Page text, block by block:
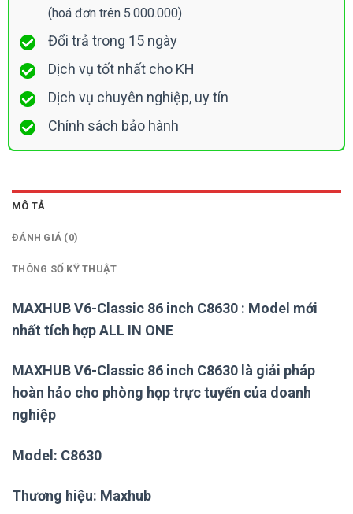
(hoá đơn trên 5.000.000)
Đổi trả trong 15 ngày
Dịch vụ tốt nhất cho KH
Dịch vụ chuyên nghiệp, uy tín
Chính sách bảo hành
MÔ TẢ
ĐÁNH GIÁ (0)
THÔNG SỐ KỸ THUẬT
MAXHUB V6-Classic 86 inch C8630 : Model mới
nhất tích hợp ALL IN ONE
MAXHUB V6-Classic 86 inch C8630 là giải pháp
hoàn hảo cho phòng họp trực tuyến của doanh
nghiệp
Model: C8630
Thương hiệu: Maxhub